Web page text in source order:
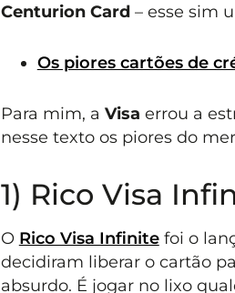
Centurion Card– esse sim
Os piores cartões de
Para mim, a Visa errou a
nesse texto os piores do
1) Rico Visa
O Rico Visa Infinitefoi o
decidiram liberar o cartão
absurdo. É jogar no lixo